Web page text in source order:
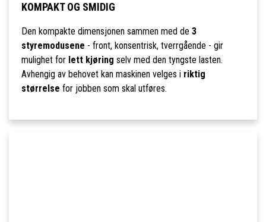
KOMPAKT OG SMIDIG
Den kompakte dimensjonen sammen med de 3
styremodusene - front, konsentrisk, tverrgående - gir
mulighet for lett kjøring selv med den tyngste lasten.
Avhengig av behovet kan maskinen velges i riktig
størrelse for jobben som skal utføres.